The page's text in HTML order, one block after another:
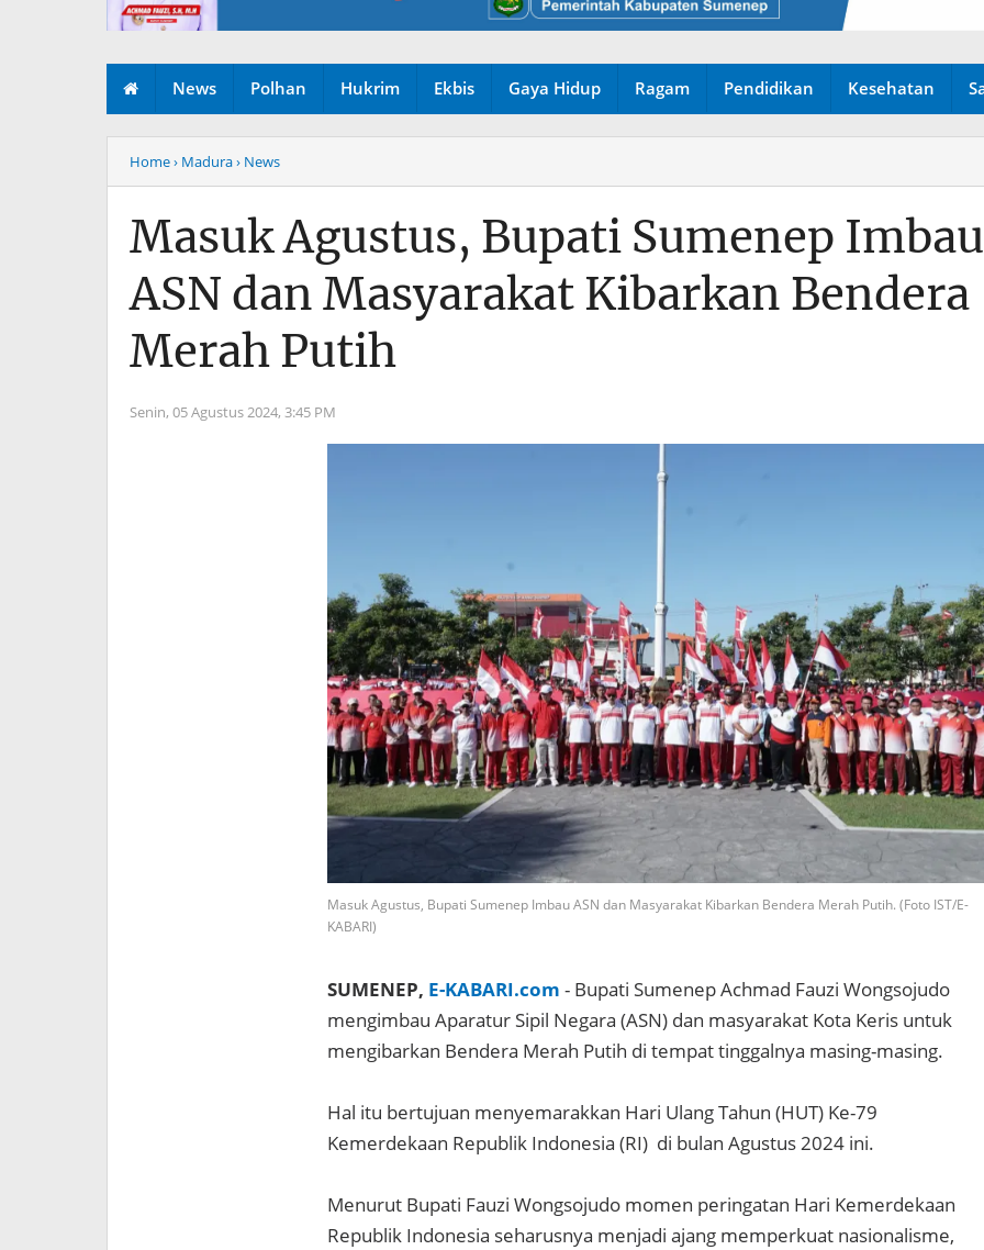
News Polhan Hukrim Ekbis Gaya Hidup Ragam Pendidikan Kesehatan
Home› Madura› News
Masuk Agustus, Bupati Sumenep Imbau
ASN dan Masyarakat Kibarkan Bendera
Merah Putih
Senin, 05 Agustus 2024, 3:45 PM
Masuk Agustus, Bupati Sumenep Imbau ASN dan Masyarakat Kibarkan Bendera Merah Putih. (Foto IST/E-
KABARI)
SUMENEP, E-KABARI.com - Bupati Sumenep Achmad Fauzi Wongsojudo
mengimbau Aparatur Sipil Negara (ASN) dan masyarakat Kota Keris untuk
mengibarkan Bendera Merah Putih di tempat tinggalnya masing-masing.
Hal itu bertujuan menyemarakkan Hari Ulang Tahun (HUT) Ke-79
Kemerdekaan Republik Indonesia (RI) di bulan Agustus 2024 ini.
Menurut Bupati Fauzi Wongsojudo momen peringatan Hari Kemerdekaan
Republik Indonesia seharusnya menjadi ajang memperkuat nasionalisme,